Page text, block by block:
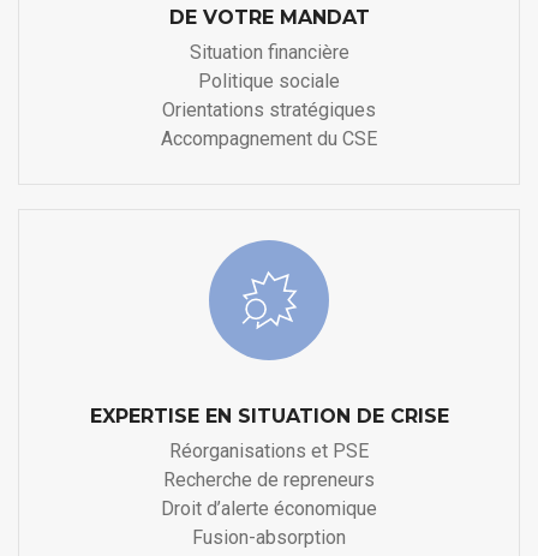
DE VOTRE MANDAT
Situation financière
Politique sociale
Orientations stratégiques
Accompagnement du CSE
EXPERTISE EN SITUATION DE CRISE
Réorganisations et PSE
Recherche de repreneurs
Droit d’alerte économique
Fusion-absorption